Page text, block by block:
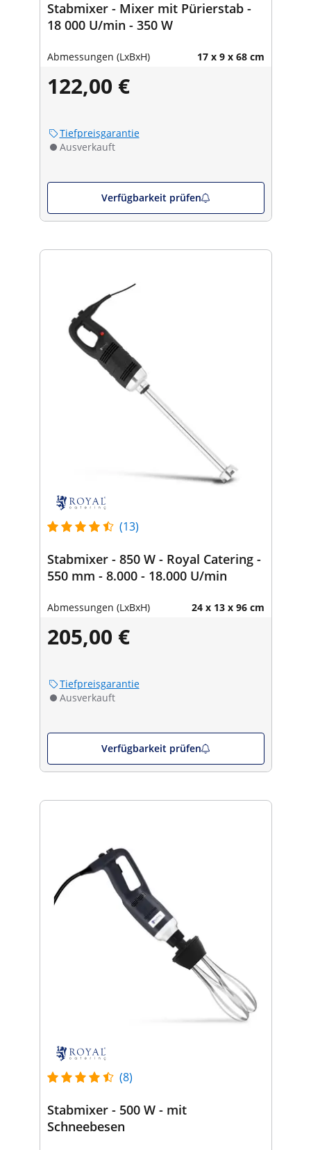
Stabmixer - Mixer mit Pürierstab -
18 000 U/min - 350 W
Abmessungen (LxBxH) 17 x 9 x 68 cm
122,00 €
Tiefpreisgarantie
Ausverkauft
Verfügbarkeit prüfen
(13)
Stabmixer - 850 W - Royal Catering -
550 mm - 8.000 - 18.000 U/min
Abmessungen (LxBxH) 24 x 13 x 96 cm
205,00 €
Tiefpreisgarantie
Ausverkauft
Verfügbarkeit prüfen
(8)
Stabmixer - 500 W - mit
Schneebesen